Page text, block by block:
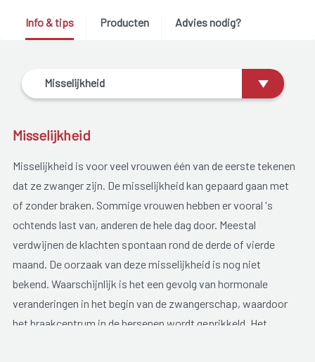
Info & tips Producten Advies nodig?
Misselijkheid
Misselijkheid
Misselijkheid is voor veel vrouwen één van de eerste tekenen
dat ze zwanger zijn. De misselijkheid kan gepaard gaan met
of zonder braken. Sommige vrouwen hebben er vooral 's
ochtends last van, anderen de hele dag door. Meestal
verdwijnen de klachten spontaan rond de derde of vierde
maand. De oorzaak van deze misselijkheid is nog niet
bekend. Waarschijnlijk is het een gevolg van hormonale
veranderingen in het begin van de zwangerschap, waardoor
het braakcentrum in de hersenen wordt geprikkeld. Het